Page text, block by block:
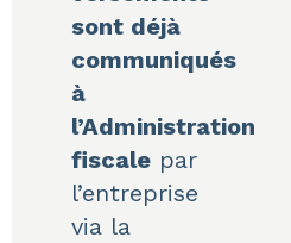
sont déjà
communiqués
à
l’Administration
fiscale par
l’entreprise
via la